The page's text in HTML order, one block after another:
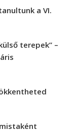
a VI.
terepek” –